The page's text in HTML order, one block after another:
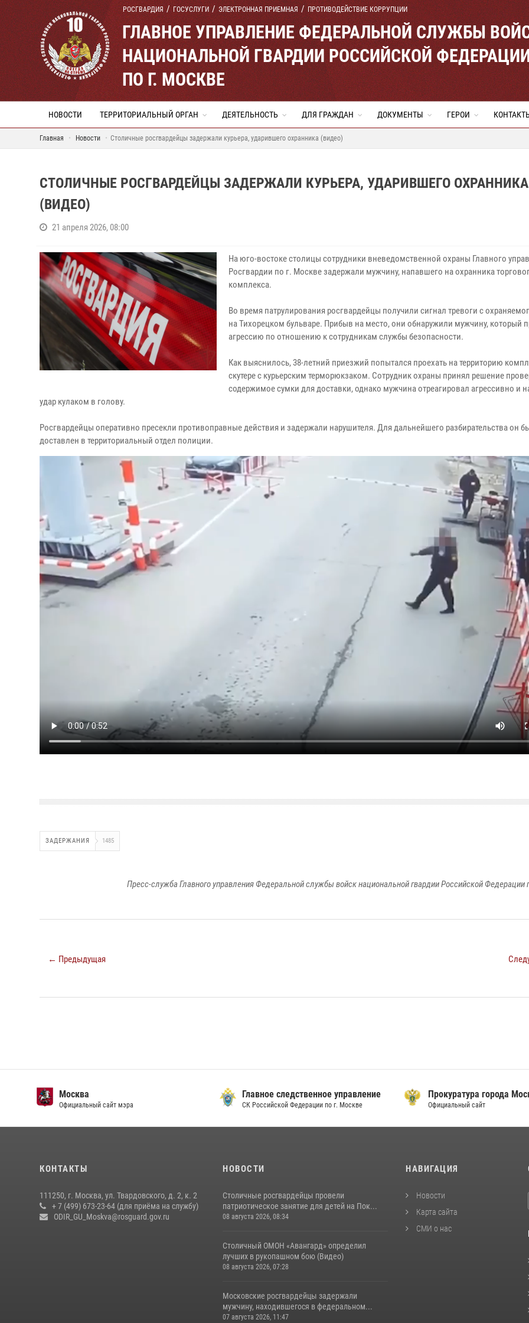
РОСГВАРДИЯ ГОСУСЛУГИ ЭЛЕКТРОННАЯ ПРИЕМНАЯ ПРОТИВОДЕЙСТВИЕ КОРРУПЦИИ
ГЛАВНОЕ УПРАВЛЕНИЕ ФЕДЕРАЛЬНОЙ СЛУЖБЫ
НАЦИОНАЛЬНОЙ ГВАРДИИ РОССИЙСКОЙ
ПО Г. МОСКВЕ
НОВОСТИ ТЕРРИТОРИАЛЬНЫЙ ОРГАН ДЕЯТЕЛЬНОСТЬ ДЛЯ ГРАЖДАН ДОКУМЕНТЫ ГЕРОИ
Главная Новости Столичные росгвардейцы задержали курьера, ударившего охранника (видео)
СТОЛИЧНЫЕ РОСГВАРДЕЙЦЫ ЗАДЕРЖАЛИ КУРЬЕРА, УДАРИВШЕГО ОХРАННИКА
(ВИДЕО)
21 апреля 2026, 08:00
На юго-востоке столицы сотрудники вневедомственной охраны Главного
Росгвардии по г. Москве задержали мужчину, напавшего на охранника
комплекса.
Во время патрулирования росгвардейцы получили сигнал тревоги с
на Тихорецком бульваре. Прибыв на место, они обнаружили мужчину, который
агрессию по отношению к сотрудникам службы безопасности.
Как выяснилось, 38-летний приезжий попытался проехать на территорию
скутере с курьерским терморюкзаком. Сотрудник охраны принял решение
содержимое сумки для доставки, однако мужчина отреагировал агрессивно и
удар кулаком в голову.
Росгвардейцы оперативно пресекли противоправные действия и задержали нарушителя. Для дальнейшего разбирательства он
доставлен в территориальный отдел полиции.
ЗАДЕРЖАНИЯ 1485
Пресс-служба Главного управления Федеральной службы войск национальной гвардии Российской Федерации
← Предыдущая
Москва
Официальный сайт мэра
Главное следственное управление
СК Российской Федерации по г. Москве
Прокуратура города
Официальный сайт
КОНТАКТЫ
111250, г. Москва, ул. Твардовского, д. 2, к. 2
+ 7 (499) 673-23-64 (для приёма на службу)
ODIR_GU_Moskva@rosguard.gov.ru
НОВОСТИ
Столичные росгвардейцы провели
патриотическое занятие для детей на Пок...
08 августа 2026, 08:34
Столичный ОМОН «Авангард» определил
лучших в рукопашном бою (Видео)
08 августа 2026, 07:28
Московские росгвардейцы задержали
мужчину, находившегося в федеральном...
07 августа 2026, 11:47
НАВИГАЦИЯ
Новости
Карта сайта
СМИ о нас